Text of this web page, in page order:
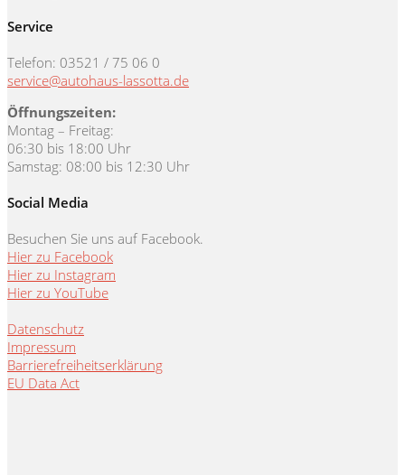
Service
Telefon: 03521 / 75 06 0
service@autohaus-lassotta.de
Öffnungszeiten:
Montag – Freitag:
06:30 bis 18:00 Uhr
Samstag: 08:00 bis 12:30 Uhr
Social Media
Besuchen Sie uns auf Facebook.
Hier zu Facebook
Hier zu Instagram
Hier zu YouTube
Datenschutz
Impressum
Barrierefreiheitserklärung
EU Data Act